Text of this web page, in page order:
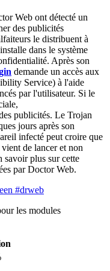
Web ont détecté un
des publicités
le distribuent à
dans le système
Après son
demande un accès aux
Service) à l'aide
par l'utilisateur. Si le
publicités. Le Trojan
jours après son
infecté peut croire que
de lancer et non
savoir plus sur cette
par Doctor Web.
les modules